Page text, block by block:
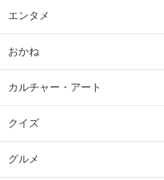
エンタメ
おかね
カルチャー・アート
クイズ
グルメ